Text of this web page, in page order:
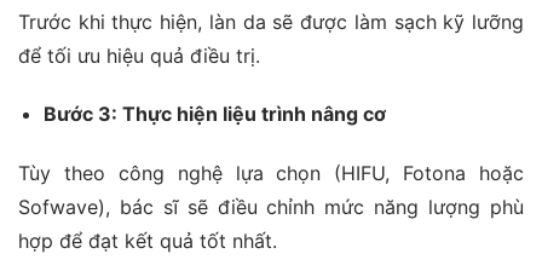
Trước khi thực hiện, làn da sẽ được làm sạch kỹ lưỡng
để tối ưu hiệu quả điều trị.
Bước 3: Thực hiện liệu trình nâng cơ
Tùy theo công nghệ lựa chọn (HIFU, Fotona hoặc
Sofwave), bác sĩ sẽ điều chỉnh mức năng lượng phù
hợp để đạt kết quả tốt nhất.